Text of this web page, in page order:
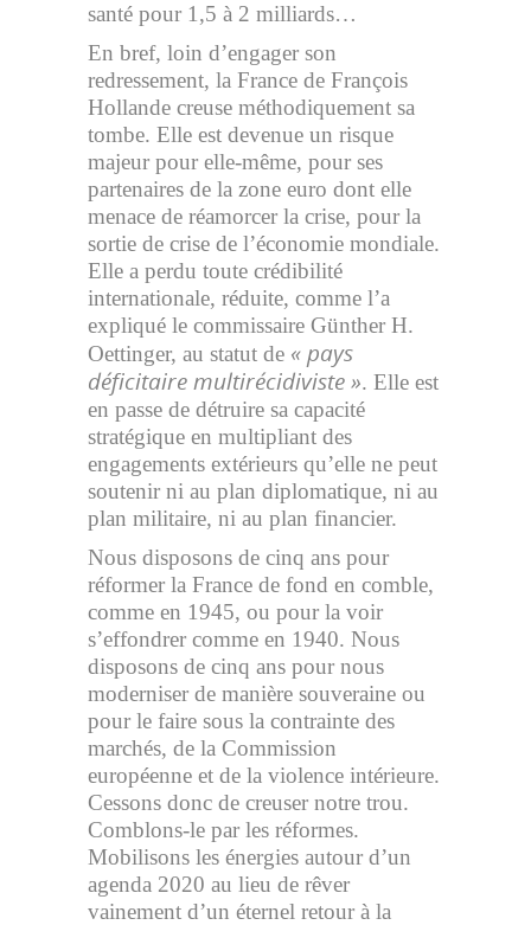
santé pour 1,5 à 2 milliards…
En bref, loin d’engager son
redressement, la France de François
Hollande creuse méthodiquement sa
tombe. Elle est devenue un risque
majeur pour elle-même, pour ses
partenaires de la zone euro dont elle
menace de réamorcer la crise, pour la
sortie de crise de l’économie mondiale.
Elle a perdu toute crédibilité
internationale, réduite, comme l’a
expliqué le commissaire Günther H.
Oettinger, au statut de « pays
déficitaire multirécidiviste ». Elle est
en passe de détruire sa capacité
stratégique en multipliant des
engagements extérieurs qu’elle ne peut
soutenir ni au plan diplomatique, ni au
plan militaire, ni au plan financier.
Nous disposons de cinq ans pour
réformer la France de fond en comble,
comme en 1945, ou pour la voir
s’effondrer comme en 1940. Nous
disposons de cinq ans pour nous
moderniser de manière souveraine ou
pour le faire sous la contrainte des
marchés, de la Commission
européenne et de la violence intérieure.
Cessons donc de creuser notre trou.
Comblons-le par les réformes.
Mobilisons les énergies autour d’un
agenda 2020 au lieu de rêver
vainement d’un éternel retour à la